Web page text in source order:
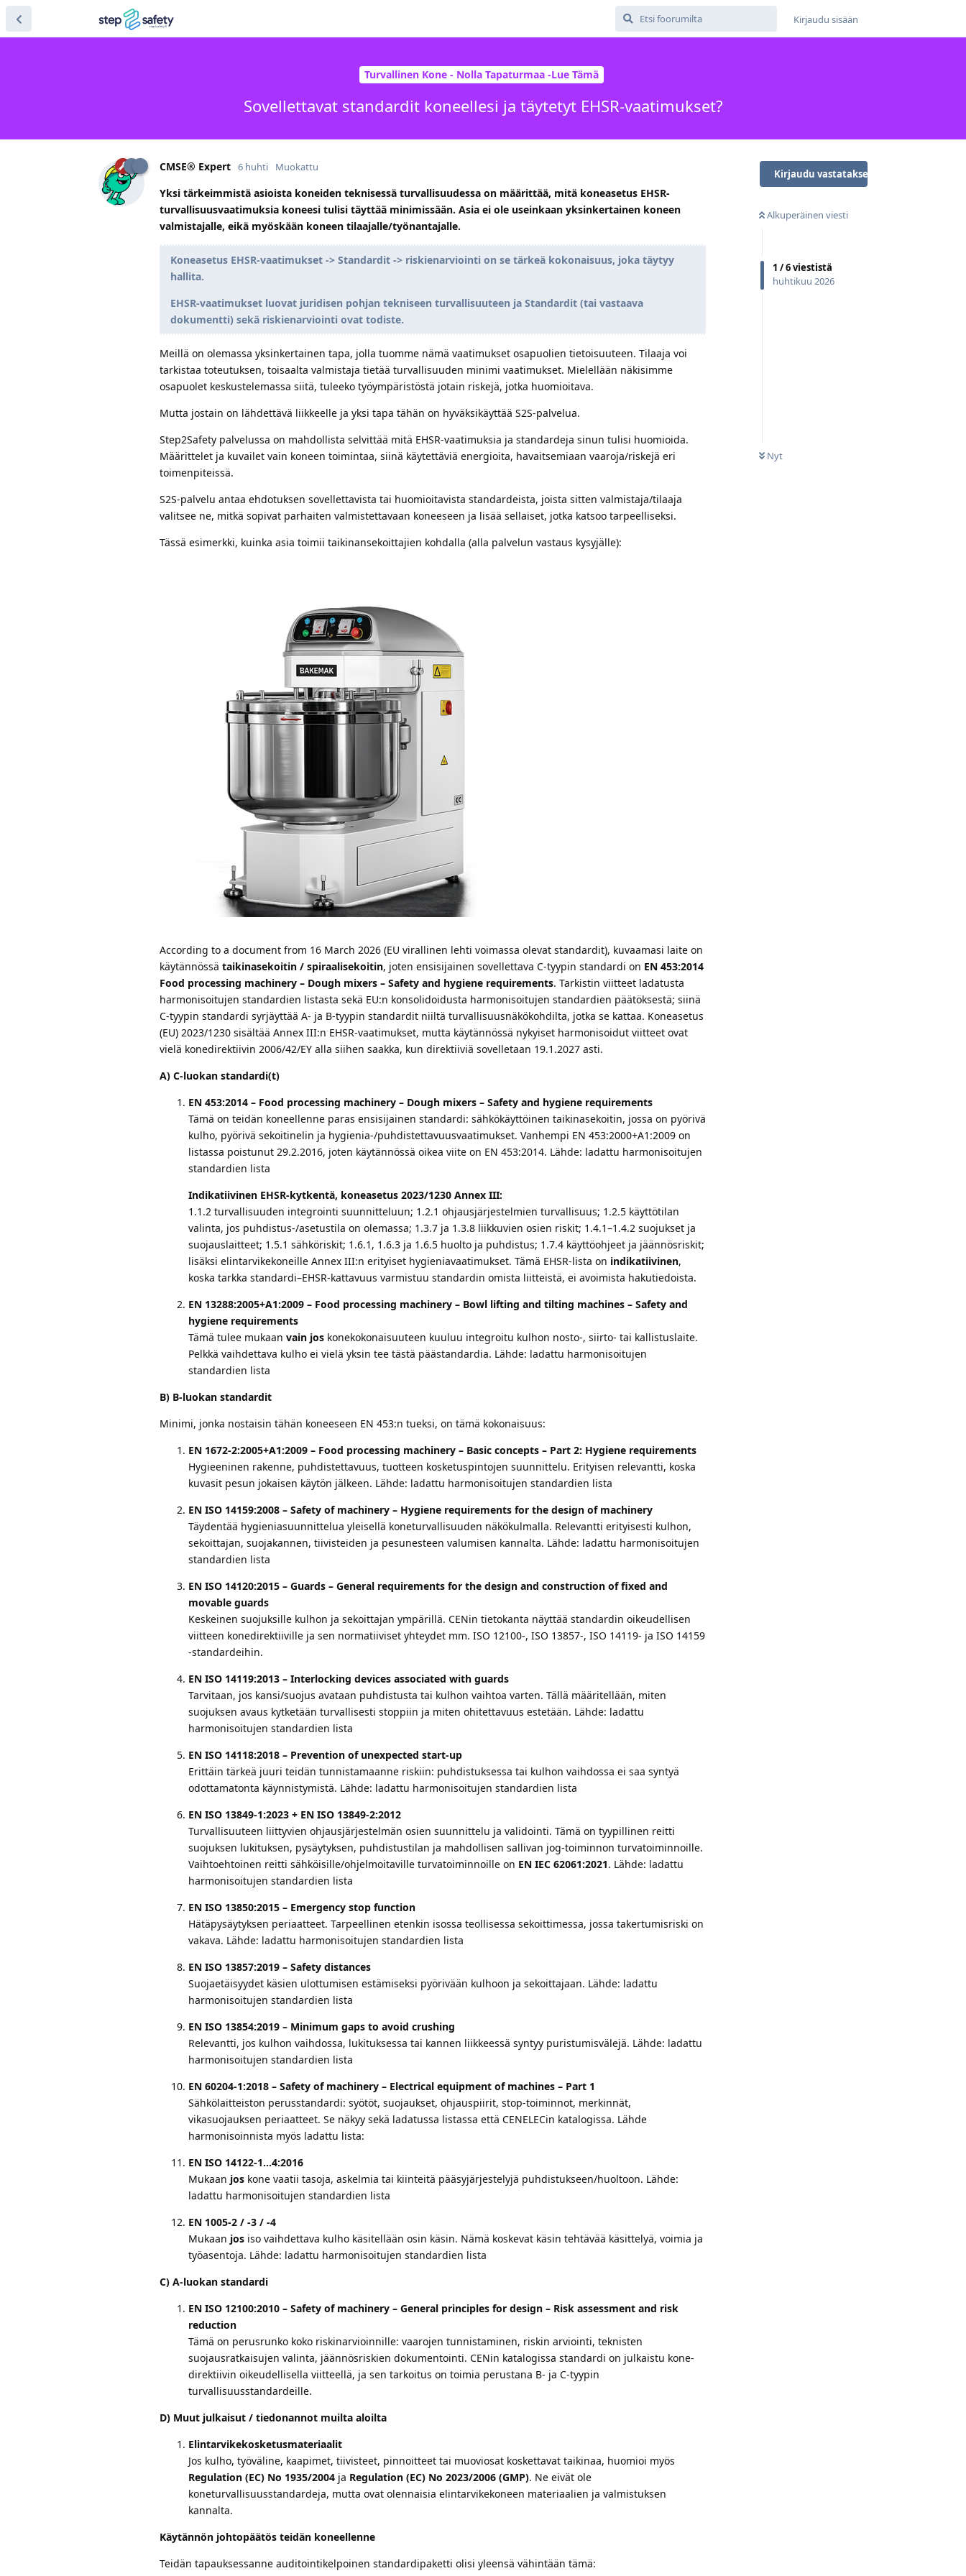
Kirjaudu sisään
Turvallinen Kone - Nolla Tapaturmaa -Lue Tämä
Sovellettavat standardit koneellesi ja täytetyt EHSR-vaatimukset?
Kirjaudu vastataksesi
Alkuperäinen viesti
1 /6viestistä
huhtikuu 2026
Nyt
CMSE® Expert 6 huhti Muokattu
Yksi tärkeimmistä asioista koneiden teknisessä turvallisuudessa on määrittää, mitä koneasetus EHSR-
turvallisuusvaatimuksia koneesi tulisi täyttää minimissään. Asia ei ole useinkaan yksinkertainen koneen
valmistajalle, eikä myöskään koneen tilaajalle/työnantajalle.
Koneasetus EHSR-vaatimukset -> Standardit -> riskienarviointi on se tärkeä kokonaisuus, joka täytyy
hallita.
EHSR-vaatimukset luovat juridisen pohjan tekniseen turvallisuuteen ja Standardit (tai vastaava
dokumentti) sekä riskienarviointi ovat todiste.
Meillä on olemassa yksinkertainen tapa, jolla tuomme nämä vaatimukset osapuolien tietoisuuteen. Tilaaja voi
tarkistaa toteutuksen, toisaalta valmistaja tietää turvallisuuden minimi vaatimukset. Mielellään näkisimme
osapuolet keskustelemassa siitä, tuleeko työympäristöstä jotain riskejä, jotka huomioitava.
Mutta jostain on lähdettävä liikkeelle ja yksi tapa tähän on hyväksikäyttää S2S-palvelua.
Step2Safety palvelussa on mahdollista selvittää mitä EHSR-vaatimuksia ja standardeja sinun tulisi huomioida.
Määrittelet ja kuvailet vain koneen toimintaa, siinä käytettäviä energioita, havaitsemiaan vaaroja/riskejä eri
toimenpiteissä.
S2S-palvelu antaa ehdotuksen sovellettavista tai huomioitavista standardeista, joista sitten valmistaja/tilaaja
valitsee ne, mitkä sopivat parhaiten valmistettavaan koneeseen ja lisää sellaiset, jotka katsoo tarpeelliseksi.
Tässä esimerkki, kuinka asia toimii taikinansekoittajien kohdalla (alla palvelun vastaus kysyjälle):
According to a document from 16 March 2026 (EU virallinen lehti voimassa olevat standardit), kuvaamasi laite on
käytännössä taikinasekoitin / spiraalisekoitin, joten ensisijainen sovellettava C-tyypin standardi on EN 453:2014
Food processing machinery – Dough mixers – Safety and hygiene requirements. Tarkistin viitteet ladatusta
harmonisoitujen standardien listasta sekä EU:n konsolidoidusta harmonisoitujen standardien päätöksestä; siinä
C-tyypin standardi syrjäyttää A- ja B-tyypin standardit niiltä turvallisuusnäkökohdilta, jotka se kattaa. Koneasetus
(EU) 2023/1230 sisältää Annex III:n EHSR-vaatimukset, mutta käytännössä nykyiset harmonisoidut viitteet ovat
vielä kone­direktiivin 2006/42/EY alla siihen saakka, kun direktiiviä sovelletaan 19.1.2027 asti.
A) C-luokan standardi(t)
EN 453:2014 – Food processing machinery – Dough mixers – Safety and hygiene requirements
Tämä on teidän koneellenne paras ensisijainen standardi: sähkökäyttöinen taikinasekoitin, jossa on pyörivä
kulho, pyörivä sekoitinelin ja hygienia-/puhdistettavuusvaatimukset. Vanhempi EN 453:2000+A1:2009 on
listassa poistunut 29.2.2016, joten käytännössä oikea viite on EN 453:2014. Lähde: ladattu harmonisoitujen
standardien lista
Indikatiivinen EHSR-kytkentä, koneasetus 2023/1230 Annex III:
1.1.2 turvallisuuden integrointi suunnitteluun; 1.2.1 ohjausjärjestelmien turvallisuus; 1.2.5 käyttötilan
valinta, jos puhdistus-/asetustila on olemassa; 1.3.7 ja 1.3.8 liikkuvien osien riskit; 1.4.1–1.4.2 suojukset ja
suojauslaitteet; 1.5.1 sähköriskit; 1.6.1, 1.6.3 ja 1.6.5 huolto ja puhdistus; 1.7.4 käyttöohjeet ja jäännösriskit;
lisäksi elintarvikekoneille Annex III:n erityiset hygieniavaatimukset. Tämä EHSR-lista on indikatiivinen,
koska tarkka standardi–EHSR-kattavuus varmistuu standardin omista liitteistä, ei avoimista hakutiedoista.
EN 13288:2005+A1:2009 – Food processing machinery – Bowl lifting and tilting machines – Safety and
hygiene requirements
Tämä tulee mukaan vain jos konekokonaisuuteen kuuluu integroitu kulhon nosto-, siirto- tai kallistuslaite.
Pelkkä vaihdettava kulho ei vielä yksin tee tästä päästandardia. Lähde: ladattu harmonisoitujen
standardien lista
B) B-luokan standardit
Minimi, jonka nostaisin tähän koneeseen EN 453:n tueksi, on tämä kokonaisuus:
EN 1672-2:2005+A1:2009 – Food processing machinery – Basic concepts – Part 2: Hygiene requirements
Hygieeninen rakenne, puhdistettavuus, tuotteen kosketuspintojen suunnittelu. Erityisen relevantti, koska
kuvasit pesun jokaisen käytön jälkeen. Lähde: ladattu harmonisoitujen standardien lista
EN ISO 14159:2008 – Safety of machinery – Hygiene requirements for the design of machinery
Täydentää hygieniasuunnittelua yleisellä koneturvallisuuden näkökulmalla. Relevantti erityisesti kulhon,
sekoittajan, suojakannen, tiivisteiden ja pesunesteen valumisen kannalta. Lähde: ladattu harmonisoitujen
standardien lista
EN ISO 14120:2015 – Guards – General requirements for the design and construction of fixed and
movable guards
Keskeinen suojuksille kulhon ja sekoittajan ympärillä. CENin tietokanta näyttää standardin oikeudellisen
viitteen kone­direktiiville ja sen normatiiviset yhteydet mm. ISO 12100-, ISO 13857-, ISO 14119- ja ISO 14159
-standardeihin.
EN ISO 14119:2013 – Interlocking devices associated with guards
Tarvitaan, jos kansi/suojus avataan puhdistusta tai kulhon vaihtoa varten. Tällä määritellään, miten
suojuksen avaus kytketään turvallisesti stoppiin ja miten ohitet­tavuus estetään. Lähde: ladattu
harmonisoitujen standardien lista
EN ISO 14118:2018 – Prevention of unexpected start-up
Erittäin tärkeä juuri teidän tunnistamaanne riskiin: puhdistuksessa tai kulhon vaihdossa ei saa syntyä
odottamatonta käynnistymistä. Lähde: ladattu harmonisoitujen standardien lista
EN ISO 13849-1:2023 + EN ISO 13849-2:2012
Turvallisuuteen liittyvien ohjausjärjestelmän osien suunnittelu ja validointi. Tämä on tyypillinen reitti
suojuksen lukituksen, pysäytyksen, puhdistustilan ja mahdollisen sallivan jog-toiminnon turvatoiminnoille.
Vaihtoehtoinen reitti sähköisille/ohjelmoitaville turvatoiminnoille on EN IEC 62061:2021. Lähde: ladattu
harmonisoitujen standardien lista
EN ISO 13850:2015 – Emergency stop function
Hätäpysäytyksen periaatteet. Tarpeellinen etenkin isossa teollisessa sekoittimessa, jossa takertumisriski on
vakava. Lähde: ladattu harmonisoitujen standardien lista
EN ISO 13857:2019 – Safety distances
Suojaetäisyydet käsien ulottumisen estämiseksi pyörivään kulhoon ja sekoittajaan. Lähde: ladattu
harmonisoitujen standardien lista
EN ISO 13854:2019 – Minimum gaps to avoid crushing
Relevantti, jos kulhon vaihdossa, lukituksessa tai kannen liikkeessä syntyy puristumisvälejä. Lähde: ladattu
harmonisoitujen standardien lista
EN 60204-1:2018 – Safety of machinery – Electrical equipment of machines – Part 1
Sähkölaitteiston perusstandardi: syötöt, suojaukset, ohjauspiirit, stop-toiminnot, merkinnät,
vikasuojauksen periaatteet. Se näkyy sekä ladatussa listassa että CENELECin katalogissa. Lähde
harmonisoinnista myös ladattu lista:
EN ISO 14122-1…4:2016
Mukaan jos kone vaatii tasoja, askelmia tai kiinteitä pääsyjärjestelyjä puhdistukseen/huoltoon. Lähde:
ladattu harmonisoitujen standardien lista
EN 1005-2 / -3 / -4
Mukaan jos iso vaihdettava kulho käsitellään osin käsin. Nämä koskevat käsin tehtävää käsittelyä, voimia ja
työasentoja. Lähde: ladattu harmonisoitujen standardien lista
C) A-luokan standardi
EN ISO 12100:2010 – Safety of machinery – General principles for design – Risk assessment and risk
reduction
Tämä on perusrunko koko riskinarvioinnille: vaarojen tunnistaminen, riskin arviointi, teknisten
suojausratkaisujen valinta, jäännösriskien dokumentointi. CENin katalogissa standardi on julkaistu kone­
direktiivin oikeudellisella viitteellä, ja sen tarkoitus on toimia perustana B- ja C-tyypin
turvallisuusstandardeille.
D) Muut julkaisut / tiedonannot muilta aloilta
Elintarvikekosketusmateriaalit
Jos kulho, työväline, kaapimet, tiivisteet, pinnoitteet tai muoviosat koskettavat taikinaa, huomioi myös
Regulation (EC) No 1935/2004 ja Regulation (EC) No 2023/2006 (GMP). Ne eivät ole
koneturvallisuusstandardeja, mutta ovat olennaisia elintarvikekoneen materiaalien ja valmistuksen
kannalta.
Käytännön johtopäätös teidän koneellenne
Teidän tapauksessanne auditointikelpoinen standardipaketti olisi yleensä vähintään tämä: